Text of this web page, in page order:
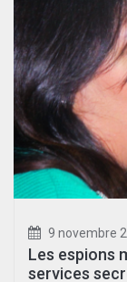
9 novembre
Les espions
services